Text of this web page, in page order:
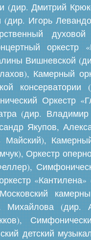
(дир. Дмитрий
Игорь
Вишневской
Камерный
Оркестр
(дир.
Якупов,
Оркестр
(дир.
детский